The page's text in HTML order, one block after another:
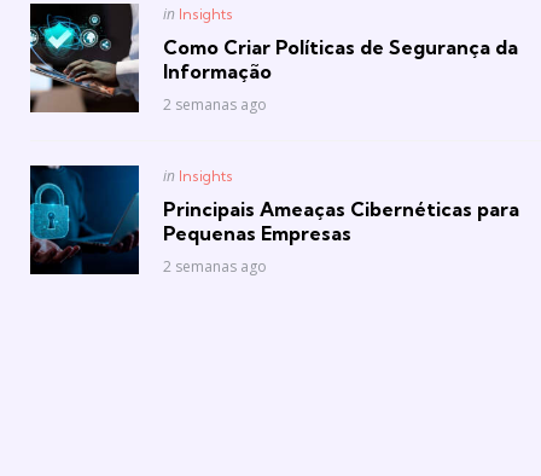
Posted
in Insights
Como Criar Políticas de Segurança da
Informação
2 semanas ago
Posted
in Insights
Principais Ameaças Cibernéticas para
Pequenas Empresas
2 semanas ago